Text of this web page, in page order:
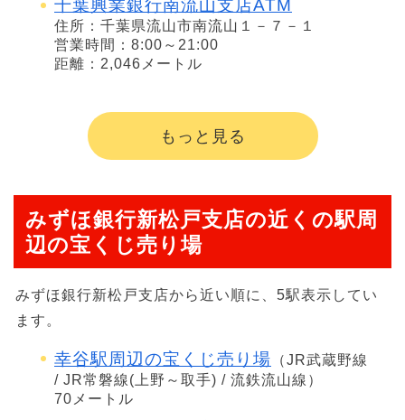
千葉興業銀行南流山支店ATM
住所：千葉県流山市南流山１－７－１
営業時間：8:00～21:00
距離：2,046メートル
もっと見る
みずほ銀行新松戸支店の近くの駅周
辺の宝くじ売り場
みずほ銀行新松戸支店から近い順に、5駅表示してい
ます。
幸谷駅周辺の宝くじ売り場 （JR武蔵野線
/ JR常磐線(上野～取手) / 流鉄流山線）
70メートル